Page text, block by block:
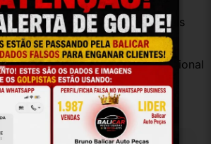
Peça exatamente igual à das
com instalação por profissional